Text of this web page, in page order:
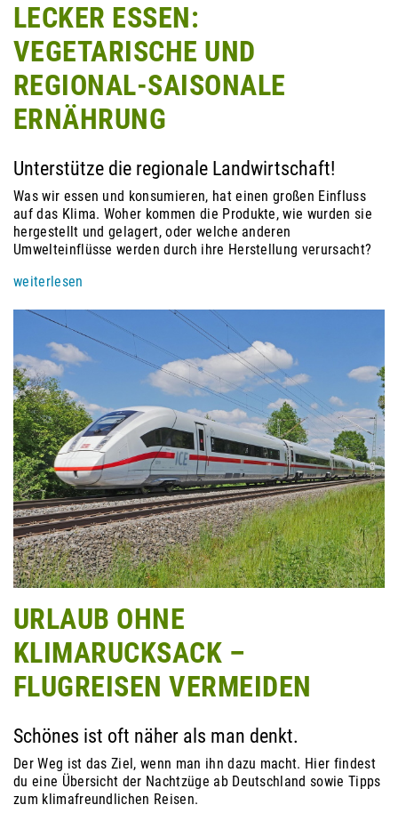
LECKER ESSEN:
VEGETARISCHE UND
REGIONAL-SAISONALE
ERNÄHRUNG
Unterstütze die regionale Landwirtschaft!
Was wir essen und konsumieren, hat einen großen Einfluss
auf das Klima. Woher kommen die Produkte, wie wurden sie
hergestellt und gelagert, oder welche anderen
Umwelteinflüsse werden durch ihre Herstellung verursacht?
weiterlesen
URLAUB OHNE
KLIMARUCKSACK –
FLUGREISEN VERMEIDEN
Schönes ist oft näher als man denkt.
Der Weg ist das Ziel, wenn man ihn dazu macht. Hier findest
du eine Übersicht der Nachtzüge ab Deutschland sowie Tipps
zum klimafreundlichen Reisen.